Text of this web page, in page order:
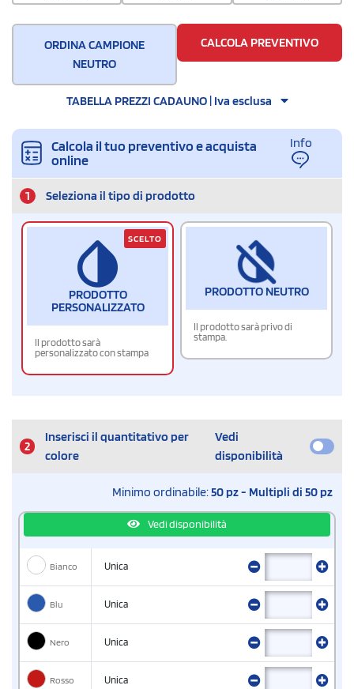
ORDINA CAMPIONE
NEUTRO
CALCOLA PREVENTIVO
TABELLA PREZZI CADAUNO | Iva esclusa
Calcola il tuo preventivo e acquista
online
Info
1 Seleziona il tipo di prodotto
PRODOTTO
PERSONALIZZATO
Il prodotto sarà
personalizzato con stampa
SCELTO
PRODOTTO NEUTRO
Il prodotto sarà privo di
stampa.
2
Inserisci il quantitativo per
colore
Vedi
disponibilità
Minimo ordinabile:50 pz - Multipli di 50 pz
Vedi disponibilità
Bianco Unica
Blu Unica
Nero Unica
Rosso Unica